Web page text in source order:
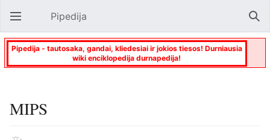
Atverti pagrindinį meniu Pipedija
Pipedija - tautosaka, gandai, kliedesiai ir jokios tiesos! Durniausia
wiki enciklopedija durnapedija!
MIPS